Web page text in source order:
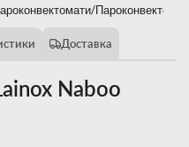
Доставка
Naboo